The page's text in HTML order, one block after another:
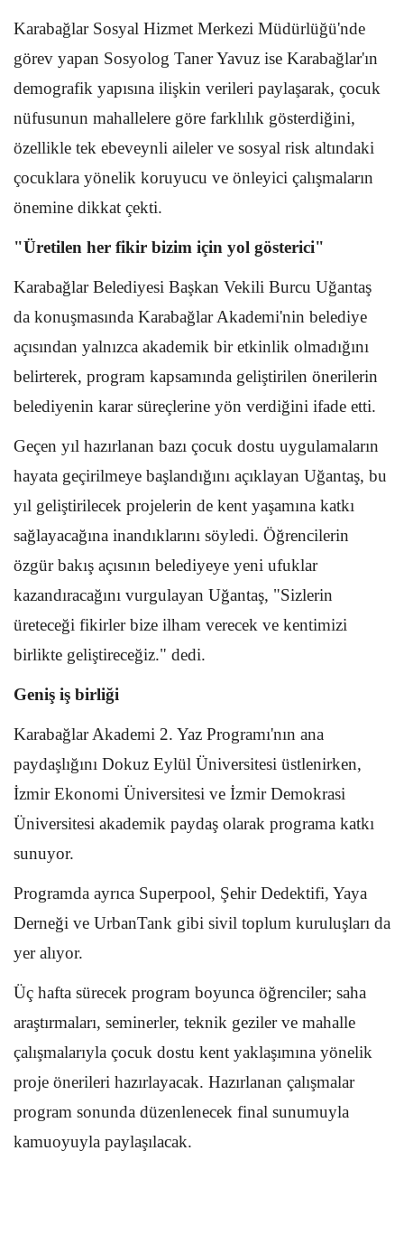
Karabağlar Sosyal Hizmet Merkezi Müdürlüğü'nde
görev yapan Sosyolog Taner Yavuz ise Karabağlar'ın
demografik yapısına ilişkin verileri paylaşarak, çocuk
nüfusunun mahallelere göre farklılık gösterdiğini,
özellikle tek ebeveynli aileler ve sosyal risk altındaki
çocuklara yönelik koruyucu ve önleyici çalışmaların
önemine dikkat çekti.
"Üretilen her fikir bizim için yol gösterici"
Karabağlar Belediyesi Başkan Vekili Burcu Uğantaş
da konuşmasında Karabağlar Akademi'nin belediye
açısından yalnızca akademik bir etkinlik olmadığını
belirterek, program kapsamında geliştirilen önerilerin
belediyenin karar süreçlerine yön verdiğini ifade etti.
Geçen yıl hazırlanan bazı çocuk dostu uygulamaların
hayata geçirilmeye başlandığını açıklayan Uğantaş, bu
yıl geliştirilecek projelerin de kent yaşamına katkı
sağlayacağına inandıklarını söyledi. Öğrencilerin
özgür bakış açısının belediyeye yeni ufuklar
kazandıracağını vurgulayan Uğantaş, "Sizlerin
üreteceği fikirler bize ilham verecek ve kentimizi
birlikte geliştireceğiz." dedi.
Geniş iş birliği
Karabağlar Akademi 2. Yaz Programı'nın ana
paydaşlığını Dokuz Eylül Üniversitesi üstlenirken,
İzmir Ekonomi Üniversitesi ve İzmir Demokrasi
Üniversitesi akademik paydaş olarak programa katkı
sunuyor.
Programda ayrıca Superpool, Şehir Dedektifi, Yaya
Derneği ve UrbanTank gibi sivil toplum kuruluşları da
yer alıyor.
Üç hafta sürecek program boyunca öğrenciler; saha
araştırmaları, seminerler, teknik geziler ve mahalle
çalışmalarıyla çocuk dostu kent yaklaşımına yönelik
proje önerileri hazırlayacak. Hazırlanan çalışmalar
program sonunda düzenlenecek final sunumuyla
kamuoyuyla paylaşılacak.